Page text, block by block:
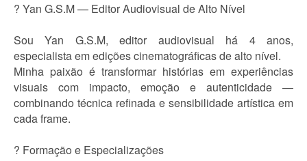
? Yan G.S.M — Editor Audiovisual de Alto Nível
Sou Yan G.S.M, editor audiovisual há 4 anos,
especialista em edições cinematográficas de alto nível.
Minha paixão é transformar histórias em experiências
visuais com impacto, emoção e autenticidade —
combinando técnica refinada e sensibilidade artística em
cada frame.
? Formação e Especializações